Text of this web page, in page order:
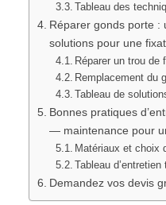
Tableau des
Réparer gonds porte :
solutions pour une
Réparer un trou de
Remplacement du
Tableau de
Bonnes pratiques
— maintenance pour
Matériaux et choix
Tableau d’entretien
Demandez vos devis